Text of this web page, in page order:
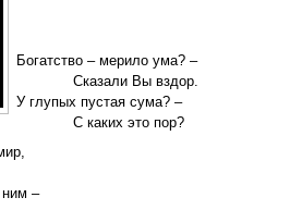
Богатство – мерило ума? –
Сказали Вы вздор.
У глупых пустая сума? –
С каких это пор?
ним –